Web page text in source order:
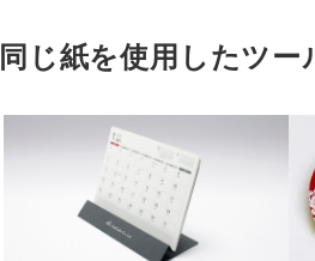
同じ紙を使用したツー